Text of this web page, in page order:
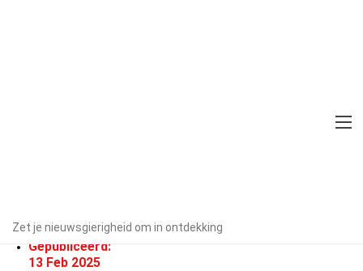
Zet je nieuwsgierigheid om in ontdekking
Catherina Barrios
Gepubliceerd:
13 Feb 2025